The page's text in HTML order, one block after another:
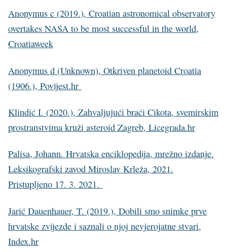
Anonymus c (2019.), Croatian astronomical observatory
overtakes NASA to be most successful in the world,
Croatiaweek
Anonymus d (Unknown), Otkriven planetoid Croatia
(1906.), Povijest.hr
Klindić I. (2020.), Zahvaljujući braći Cikota, svemirskim
prostranstvima kruži asteroid Zagreb, Licegrada.hr
Palisa, Johann. Hrvatska enciklopedija, mrežno izdanje.
Leksikografski zavod Miroslav Krleža, 2021.
Pristupljeno 17. 3. 2021.
Jarić Dauenhauer, T. (2019.), Dobili smo snimke prve
hrvatske zvijezde i saznali o njoj nevjerojatne stvari,
Index.hr